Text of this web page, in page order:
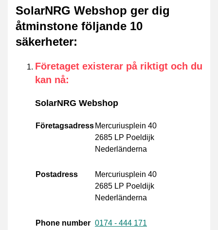
SolarNRG Webshop ger dig
åtminstone följande 10
säkerheter:
Företaget existerar på riktigt och du
kan nå:
SolarNRG Webshop
Företagsadress Mercuriusplein 40
2685 LP Poeldijk
Nederländerna
Postadress
Mercuriusplein 40
2685 LP Poeldijk
Nederländerna
Phone number 0174 - 444 171